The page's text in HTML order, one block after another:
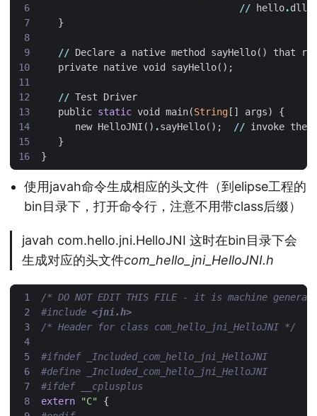
//
hello.dll
}
// Declare a native method sayHello() that
private native void sayHello();
// Test
Driver
public static void main(String [] args)
{
new HelloJNI () .sayHello(); // invoke the
}
}
使用javah命令生成相应的头文件（到elipse工程的
bin目录下，打开命令行，注意不用带class后缀）
javah com.hello.jni.HelloJNI 这时在bin目录下会
生成对应的头文件com_hello_jni_HelloJNI.h
/* DO NOT EDIT THIS FILE - it is machine
#include <jni.h>
/* Header for class com_hello_jni_HelloJNI */
extern
"C"
{